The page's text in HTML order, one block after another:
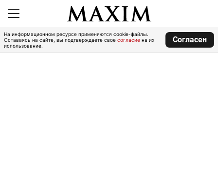
На информационном ресурсе применяются cookie-файлы.
Оставаясь на сайте, вы подтверждаете свое согласие на их
использование.
Согласен